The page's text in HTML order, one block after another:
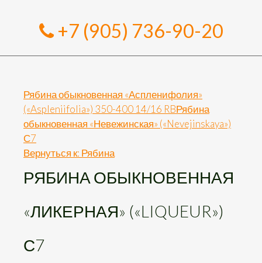
+7 (905) 736-90-20
Рябина обыкновенная «Аспленифолия»
(«Aspleniifolia») 350-400 14/16 RBРябина
обыкновенная «Невежинская» («Nevejinskaya»)
С7
Вернуться к: Рябина
РЯБИНА ОБЫКНОВЕННАЯ
«ЛИКЕРНАЯ» («LIQUEUR»)
С7